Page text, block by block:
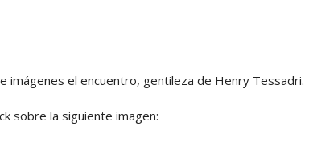
imágenes el encuentro, gentileza de Henry Tessadri.
sobre la siguiente imagen: